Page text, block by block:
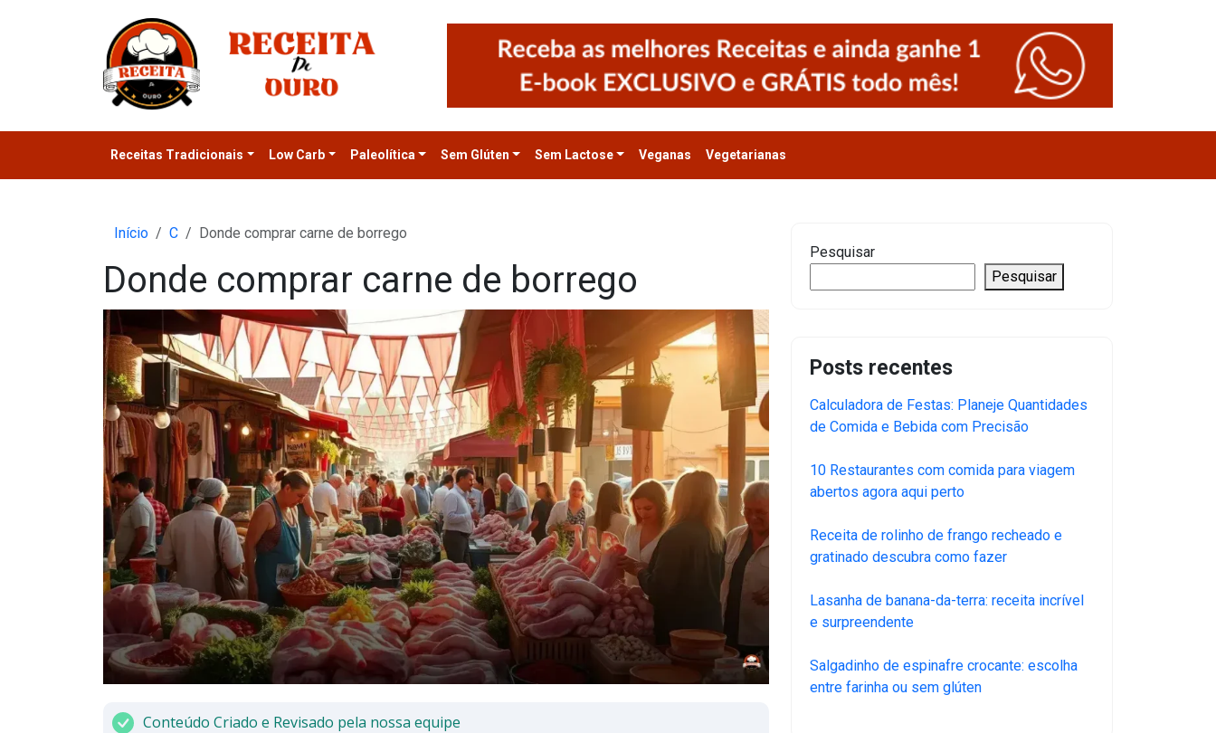
Receitas Tradicionais Low Carb Paleolítica Sem Glúten Sem Lactose Veganas Vegetarianas
Início C Donde comprar carne de borrego
Donde comprar carne de borrego
Conteúdo Criado e Revisado pela nossa equipe
Pesquisar
Pesquisar
Posts recentes
Calculadora de Festas: Planeje Quantidades
de Comida e Bebida com Precisão
10 Restaurantes com comida para viagem
abertos agora aqui perto
Receita de rolinho de frango recheado e
gratinado descubra como fazer
Lasanha de banana-da-terra: receita incrível
e surpreendente
Salgadinho de espinafre crocante: escolha
entre farinha ou sem glúten